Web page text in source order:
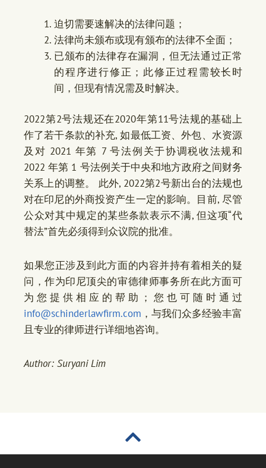
迫切需要速解决的法律问题；
法律尚未颁布或现有颁布的法律不全面；
已颁布的法律存在漏洞，但无法通过正常
的程序进行修正；此修正过程需较长时
间，但现有情况需及时解决。
2022第2号法规还在2020年第11号法规的基础上
作了若干条款的补充, 如最低工资、外包、水资源
及对 2021 年第 7 号法例关于协调税收法规和
2022 年第 1 号法例关于中央和地方政府之间财务
关系上的调整。 此外, 2022第2号新出台的法规也
对在印尼的外商投资产生一定的影响。目前, 尽管
公众对其中规定的某些条款表示不满, 但这项“代
替法”首先必须得到众议院的批准。
如果您正涉及到此方面的内容并持有着相关的疑
问，作为印尼顶尖的审德律师事务所在此方面可
为您提供相应的帮助；您也可随时通过
info@schinderlawfirm.com ，与我们众多经验丰富
且专业的律师进行详细地咨询。
Author: Suryani Lim